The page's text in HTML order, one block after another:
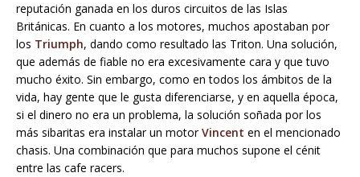
reputación ganada en los duros circuitos de las Islas
Británicas. En cuanto a los motores, muchos apostaban por
los Triumph, dando como resultado las Triton. Una solución,
que además de fiable no era excesivamente cara y que tuvo
mucho éxito. Sin embargo, como en todos los ámbitos de la
vida, hay gente que le gusta diferenciarse, y en aquella época,
si el dinero no era un problema, la solución soñada por los
más sibaritas era instalar un motorVincent en el mencionado
chasis. Una combinación que para muchos supone el cénit
entre las cafe racers.